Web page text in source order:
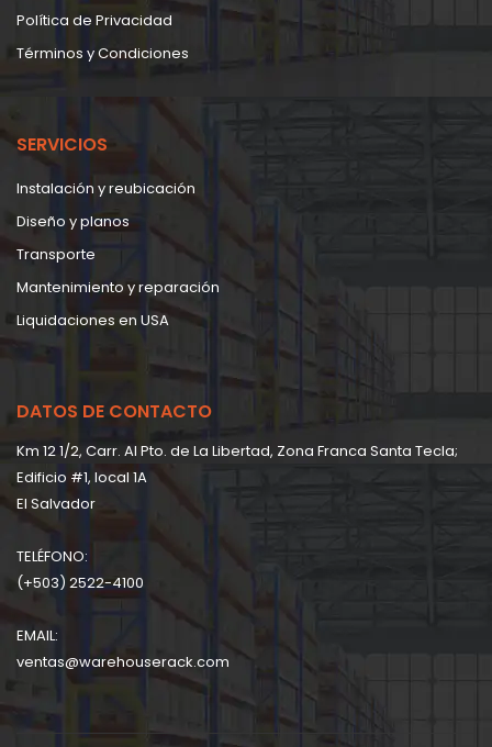
Política de Privacidad
Términos y Condiciones
SERVICIOS
Instalación y reubicación
Diseño y planos
Transporte
Mantenimiento y reparación
Liquidaciones en USA
DATOS DE CONTACTO
Km 12 1/2, Carr. Al Pto. de La Libertad, Zona Franca Santa Tecla;
Edificio #1, local 1A
EI Salvador
TELÉFONO:
(+503) 2522-4100
EMAIL:
ventas@warehouserack.com